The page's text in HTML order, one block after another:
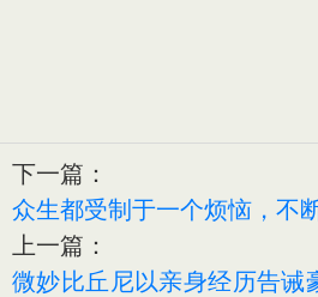
下一篇：
众生都受制于一个烦恼，不
上一篇：
微妙比丘尼以亲身经历告诫